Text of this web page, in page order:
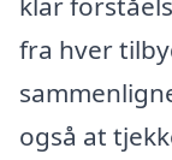
fra hver
også at